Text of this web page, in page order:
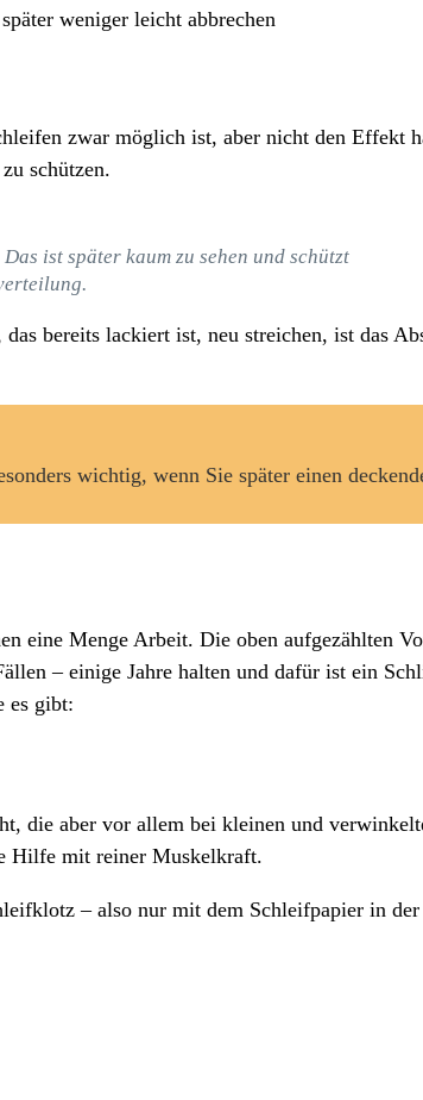
weniger leicht abbrechen
zwar möglich ist, aber nicht den
schützen.
ist später kaum zu sehen und schützt
bereits lackiert ist, neu streichen, ist das
wichtig, wenn Sie später einen
eine Menge Arbeit. Die oben aufgezählten
– einige Jahre halten und dafür ist ein
es gibt:
die aber vor allem bei kleinen und
Hilfe mit reiner Muskelkraft.
– also nur mit dem Schleifpapier in